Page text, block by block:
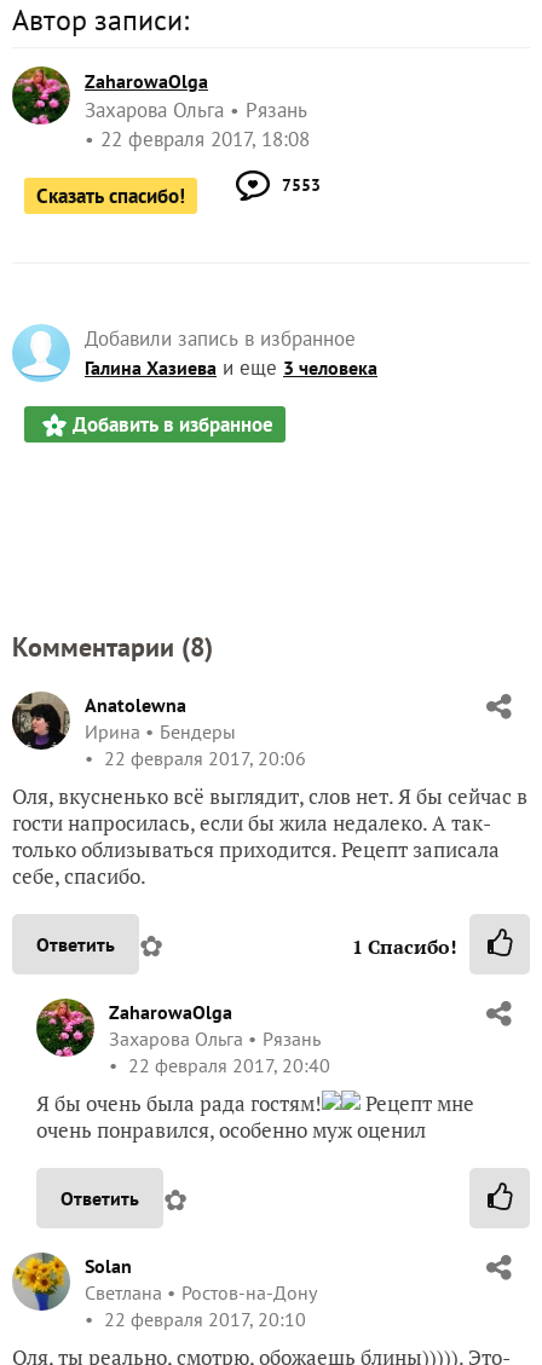
Автор записи:
ZaharowaOlga
Захарова Ольга
Рязань
22 февраля 2017, 18:08
Сказать спасибо! 7553
Добавили запись в избранное
Галина Хазиева и еще 3 человека
Добавить в избранное
Комментарии (8)
Anatolewna
Ирина
Бендеры
22 февраля 2017, 20:06
Оля, вкусненько всё выглядит, слов нет. Я бы сейчас в
гости напросилась, если бы жила недалеко. А так-
только облизываться приходится. Рецепт записала
себе, спасибо.
Ответить ✿ 1 Спасибо!
ZaharowaOlga
Захарова Ольга
Рязань
22 февраля 2017, 20:40
Я бы очень была рада гостям!
Рецепт мне
очень понравился, особенно муж оценил
Ответить ✿
Solan
Светлана
Ростов-на-Дону
22 февраля 2017, 20:10
Оля, ты реально, смотрю, обожаешь блины))))). Это-